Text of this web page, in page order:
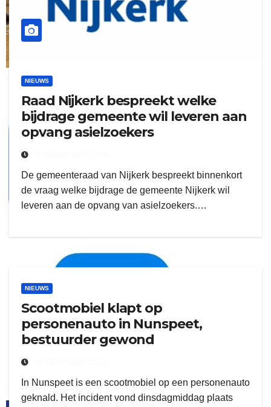
zielman
delangekortland
ruitengaparket
NIEUWS
Raad Nijkerk bespreekt welke
bijdrage gemeente wil leveren aan
opvang asielzoekers
De gemeenteraad van Nijkerk bespreekt binnenkort
de vraag welke bijdrage de gemeente Nijkerk wil
leveren aan de opvang van asielzoekers.…
NIEUWS
Scootmobiel klapt op
personenauto in Nunspeet,
bestuurder gewond
In Nunspeet is een scootmobiel op een personenauto
geknald. Het incident vond dinsdagmiddag plaats